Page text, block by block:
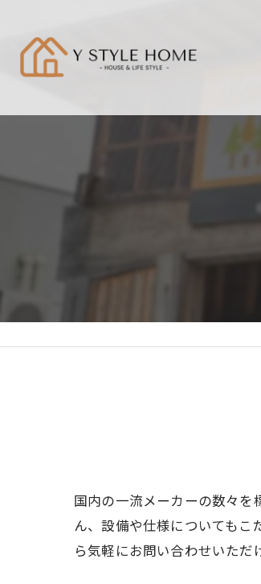
国内の一流メーカーの数々を
ん、設備や仕様についてもこ
ら気軽にお問い合わせいただ